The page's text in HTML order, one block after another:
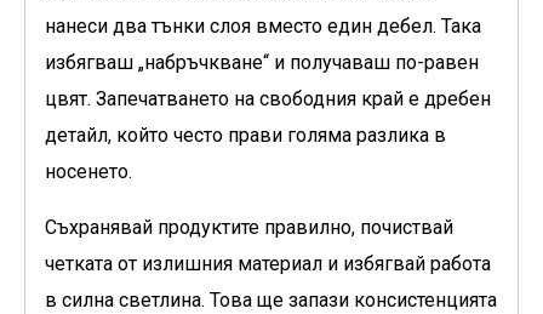
нанеси два тънки слоя вместо един дебел. Така
избягваш „набръчкване“ и получаваш по-равен
цвят. Запечатването на свободния край е дребен
детайл, който често прави голяма разлика в
носенето.
Съхранявай продуктите правилно, почиствай
четката от излишния материал и избягвай работа
в силна светлина. Това ще запази консистенцията